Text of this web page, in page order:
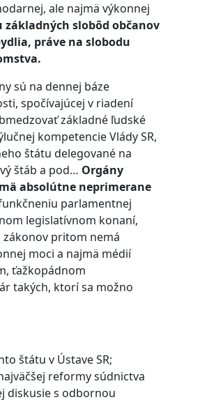
ale najmä výkonnej
základných slobôd občanov
práve na slobodu
sú na dennej báze
spočívajúcej v riadení
základné ľudské
kompetencie Vlády SR,
štátu delegované na
štáb a pod… Orgány
absolútne neprimerane
parlamentnej
legislatívnom konaní,
zákonov pritom nemá
moci a najmä médií
ťažkopádnom
takých, ktorí sa možno
štátu v Ústave SR;
reformy súdnictva
diskusie s odbornou